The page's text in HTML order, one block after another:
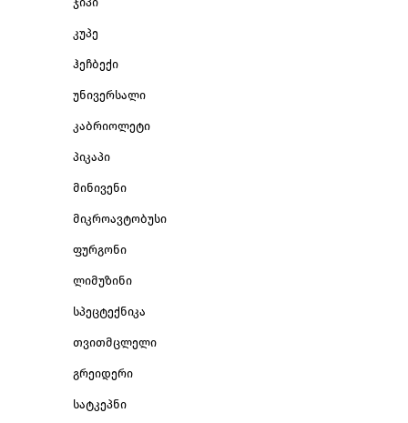
კუპე
ჰეჩბექი
უნივერსალი
კაბრიოლეტი
პიკაპი
მინივენი
მიკროავტობუსი
ფურგონი
ლიმუზინი
სპეცტექნიკა
თვითმცლელი
გრეიდერი
სატკეპნი